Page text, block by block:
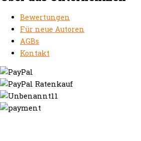
Bewertungen
Für neue Autoren
AGBs
Kontakt